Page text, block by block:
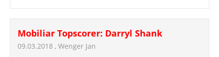
Mobiliar Topscorer: Darryl Shank
09.03.2018 , Wenger Jan